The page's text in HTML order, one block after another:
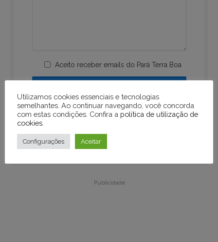
Aceito receber emails do Pará Terra Boa
Publicidade
Utilizamos cookies essenciais e tecnologias
semelhantes. Ao continuar navegando, você concorda
com estas condições. Confira a política de utilização de
cookies
Configurações Aceitar